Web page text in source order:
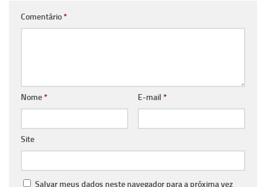
Comentário*
Nome* E-mail *
Site
Salvar meus dados neste navegador para a próxima vez